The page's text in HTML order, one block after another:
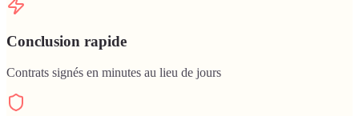
Conclusion rapide
Contrats signés en minutes au lieu de jours